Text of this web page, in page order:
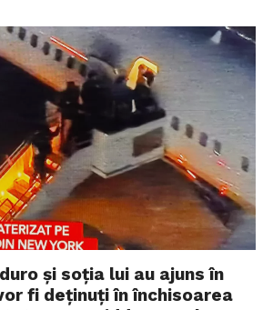
și soția lui au ajuns în
fi deținuți în închisoarea